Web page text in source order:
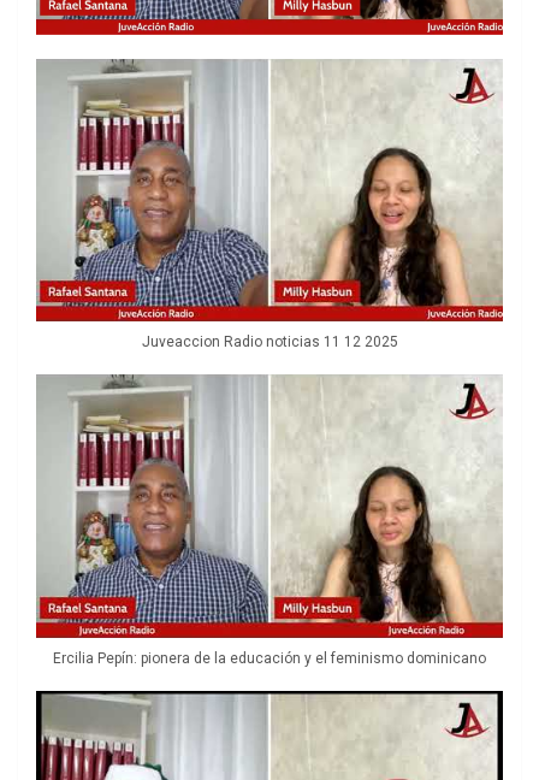
Juveaccion Radio noticias 11 12 2025
Ercilia Pepín: pionera de la educación y el feminismo dominicano